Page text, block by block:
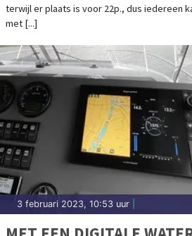
terwijl er plaats is voor 22p., dus iedereen
met [...]
3 februari 2023, 10:53 uur